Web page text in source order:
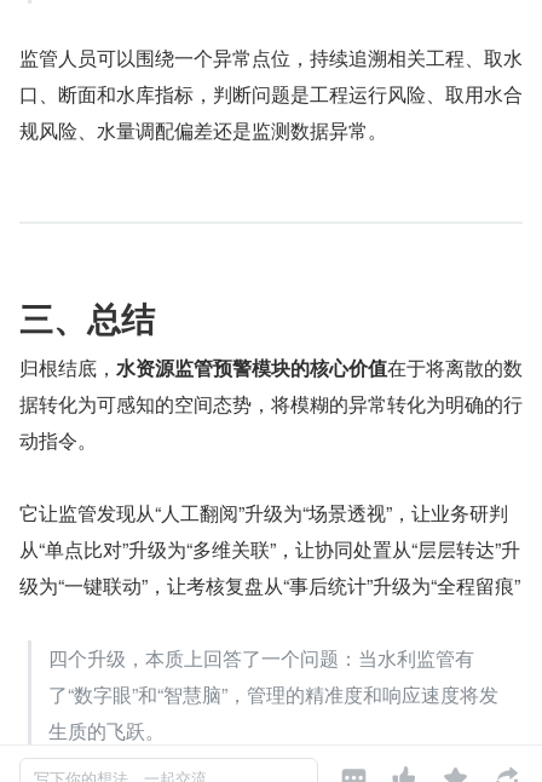
监管人员可以围绕一个异常点位，持续追溯相关工程、取水
口、断面和水库指标，判断问题是工程运行风险、取用水合
规风险、水量调配偏差还是监测数据异常。
三、总结
归根结底， 水资源监管预警模块的核心价值在于将离散的数
据转化为可感知的空间态势，将模糊的异常转化为明确的行
动指令。
它让监管发现从“人工翻阅”升级为“场景透视”，让业务研判
从“单点比对”升级为“多维关联”，让协同处置从“层层转达”升
级为“一键联动”，让考核复盘从“事后统计”升级为“全程留痕”
四个升级，本质上回答了一个问题：当水利监管有
了“数字眼”和“智慧脑”，管理的精准度和响应速度将发
生质的飞跃。